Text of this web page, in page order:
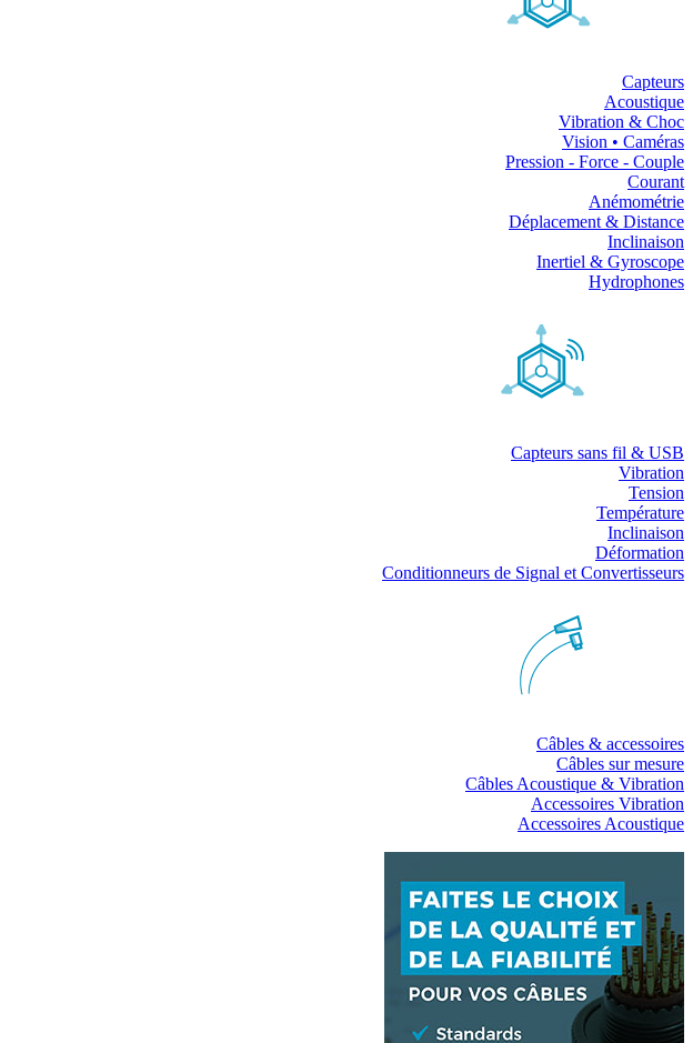
Capteurs
Acoustique
Vibration & Choc
Vision • Caméras
Pression - Force - Couple
Courant
Anémométrie
Déplacement & Distance
Inclinaison
Inertiel & Gyroscope
Hydrophones
Capteurs sans fil & USB
Vibration
Tension
Température
Inclinaison
Déformation
Conditionneurs de Signal et Convertisseurs
Câbles & accessoires
Câbles sur mesure
Câbles Acoustique & Vibration
Accessoires Vibration
Accessoires Acoustique